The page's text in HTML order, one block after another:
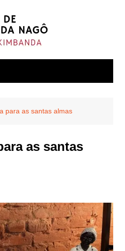
para as santas almas
as santas